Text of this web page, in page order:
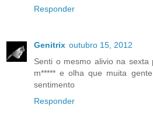
Responder
Genitrix outubro 15, 2012
Senti o mesmo alivio na sexta
m***** e olha que muita
sentimento
Responder